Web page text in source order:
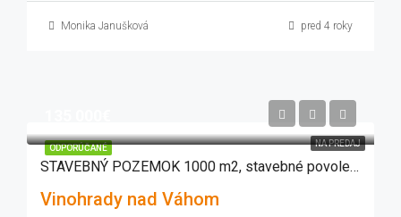
Monika Janušková pred 4 roky
ODPORÚČANÉ NA PREDAJ
STAVEBNÝ POZEMOK 1000 m2, stavebné povolenie,projekt Vinohrady nad Váhom
Vinohrady nad Váhom